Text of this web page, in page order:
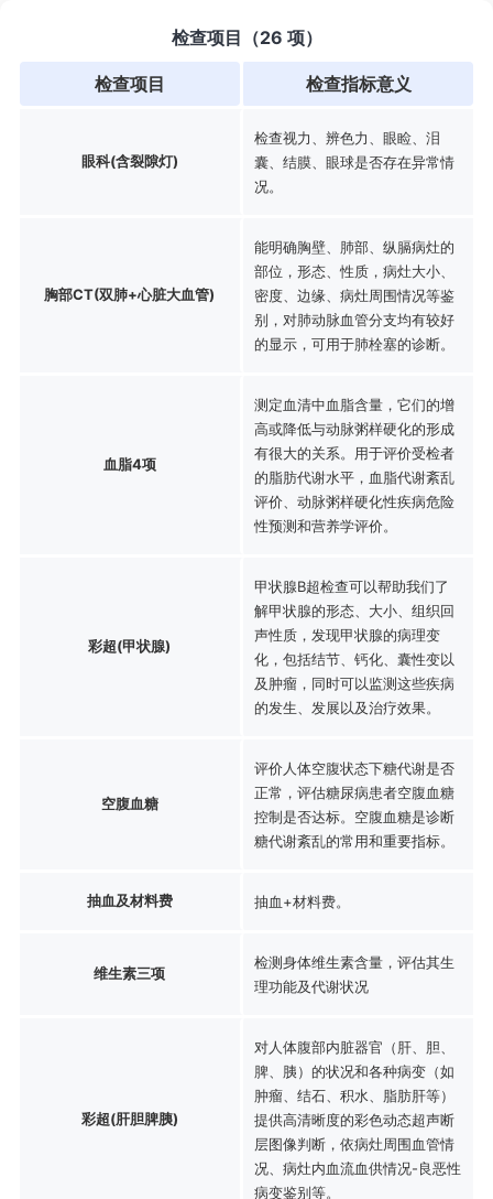
检查项目（26 项）
检查项目 检查指标意义
眼科(含裂隙灯)
检查视力、辨色力、眼睑、泪
囊、结膜、眼球是否存在异常情
况。
胸部CT(双肺+心脏大血管)
能明确胸壁、肺部、纵膈病灶的
部位，形态、性质，病灶大小、
密度、边缘、病灶周围情况等鉴
别，对肺动脉血管分支均有较好
的显示，可用于肺栓塞的诊断。
血脂4项
测定血清中血脂含量，它们的增
高或降低与动脉粥样硬化的形成
有很大的关系。用于评价受检者
的脂肪代谢水平，血脂代谢紊乱
评价、动脉粥样硬化性疾病危险
性预测和营养学评价。
彩超(甲状腺)
甲状腺B超检查可以帮助我们了
解甲状腺的形态、大小、组织回
声性质，发现甲状腺的病理变
化，包括结节、钙化、囊性变以
及肿瘤，同时可以监测这些疾病
的发生、发展以及治疗效果。
空腹血糖
评价人体空腹状态下糖代谢是否
正常，评估糖尿病患者空腹血糖
控制是否达标。空腹血糖是诊断
糖代谢紊乱的常用和重要指标。
抽血及材料费 抽血+材料费。
维生素三项
检测身体维生素含量，评估其生
理功能及代谢状况
彩超(肝胆脾胰)
对人体腹部内脏器官（肝、胆、
脾、胰）的状况和各种病变（如
肿瘤、结石、积水、脂肪肝等）
提供高清晰度的彩色动态超声断
层图像判断，依病灶周围血管情
况、病灶内血流血供情况-良恶性
病变鉴别等。